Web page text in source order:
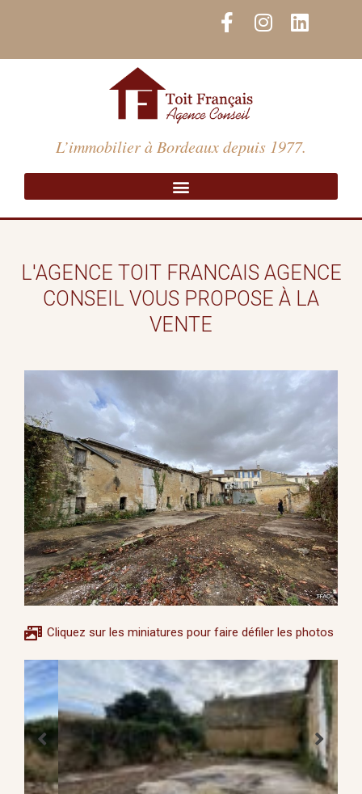
F
a
c
b
o
o
k
-
f
I
n
s
a
m
L
i
n
i
n
L’immobilier à Bordeaux depuis 1977.
L'AGENCE TOIT FRANCAIS AGENCE
CONSEIL VOUS PROPOSE À LA
VENTE
Cliquez sur les miniatures pour faire défiler les photos